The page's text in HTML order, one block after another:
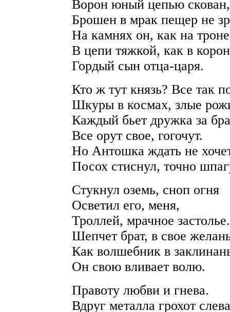
Ворон юный цепью скован,
Брошен в мрак пещер не
На камнях он, как на
В цепи тяжкой, как в
Гордый сын отца-царя.
Кто ж тут князь? Все так
Шкуры в космах, злые
Каждый бьет дружка за
Все орут свое, гогочут.
Но Антошка ждать не
Посох стиснул, точно
Стукнул оземь, сноп огня
Осветил его, меня,
Троллей, мрачное застолье.
Шепчет брат, в свое
Как волшебник в
Он свою вливает волю.
Правоту любви и гнева.
Вдруг металла грохот